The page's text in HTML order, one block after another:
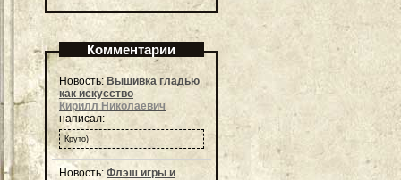
Комментарии
Новость: Вышивка гладью
как искусство
Кирилл Николаевич
написал:
Круто)
Новость: Флэш игры и